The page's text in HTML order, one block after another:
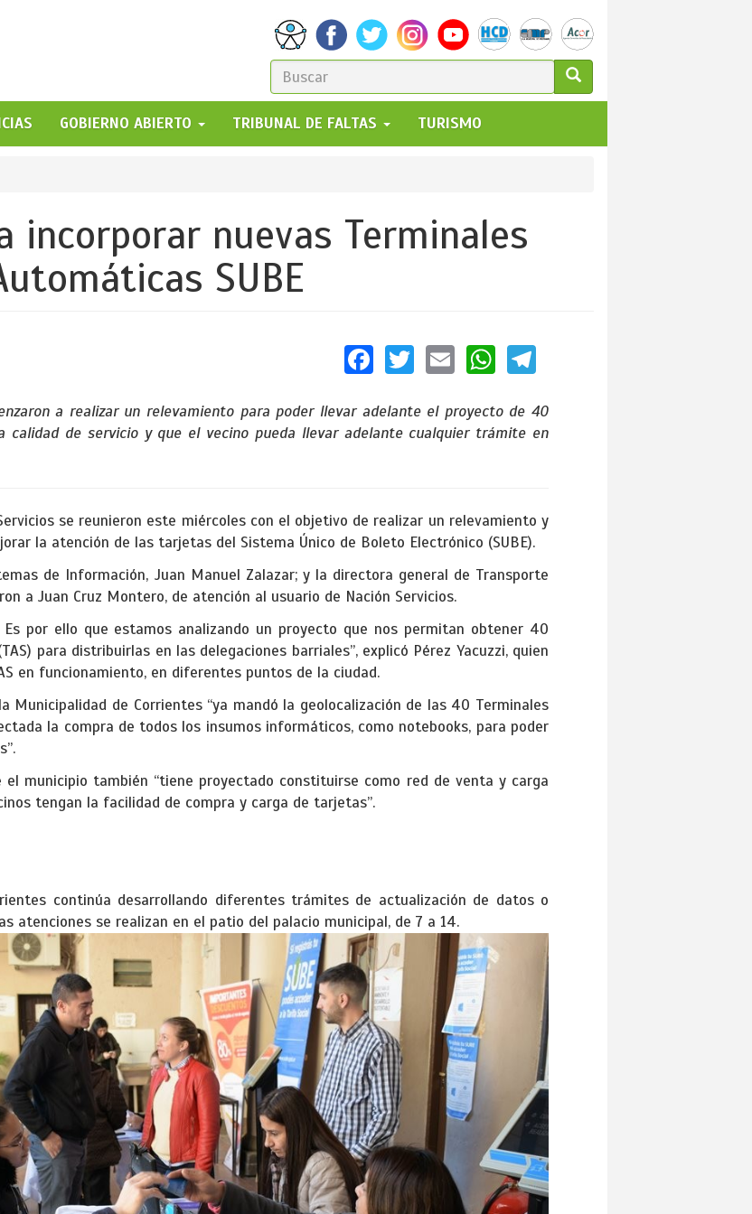
FORMULARIO
DE
BÚSQUEDA
GO!
GOBIERNO ABIERTO TRIBUNAL DE FALTAS TURISMO
incorporar nuevas Terminales
SUBE
Facebook
Twitter
EmailWhatsApp
Telegram
a realizar un relevamiento para poder llevar adelante el proyecto de 40
calidad de servicio y que el vecino pueda llevar adelante cualquier trámite en
se reunieron este miércoles con el objetivo de realizar un relevamiento y
la atención de las tarjetas del Sistema Único de Boleto Electrónico (SUBE).
de Información, Juan Manuel Zalazar; y la directora general de Transporte
a Juan Cruz Montero, de atención al usuario de Nación Servicios.
Es por ello que estamos analizando un proyecto que nos permitan obtener 40
para distribuirlas en las delegaciones barriales”, explicó Pérez Yacuzzi, quien
en funcionamiento, en diferentes puntos de la ciudad.
Municipalidad de Corrientes “ya mandó la geolocalización de las 40 Terminales
la compra de todos los insumos informáticos, como notebooks, para poder
el municipio también “tiene proyectado constituirse como red de venta y carga
tengan la facilidad de compra y carga de tarjetas”.
continúa desarrollando diferentes trámites de actualización de datos o
atenciones se realizan en el patio del palacio municipal, de 7 a 14.